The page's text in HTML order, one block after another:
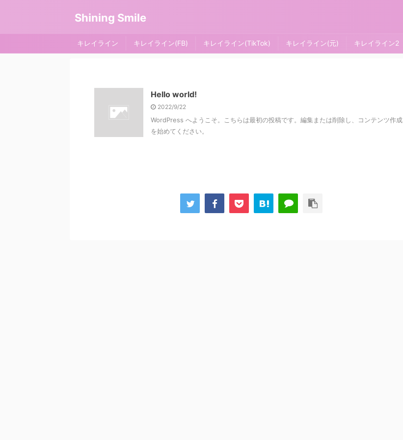
Shining Smile
キレイライン キレイライン(FB) キレイライン(TikTok) キレイライン(元) キレイライン2
Hello world!
2022/9/22
WordPress へようこそ。こちらは最初の投稿です。編集または削除し、コンテンツ作成
を始めてください。